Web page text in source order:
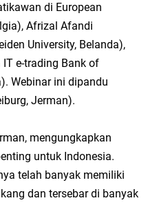
di European
Afrizal Afandi
University, Belanda),
e-trading Bank of
Webinar ini dipandu
Jerman).
mengungkapkan
untuk Indonesia.
telah banyak memiliki
dan tersebar di banyak